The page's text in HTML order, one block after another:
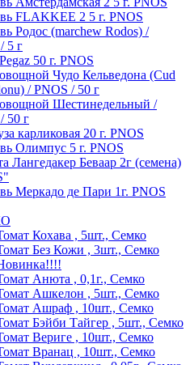
FLAKKEE 2 5 г. PNOS
Родос (marchew Rodos) /
5 г
50 г. PNOS
Чудо Кельведона (Cud
/ PNOS / 50 г
Шестинедельный /
50 г
карликовая 20 г. PNOS
Олимпус 5 г. PNOS
Лангедакер Беваар 2г (семена)
Меркадо де Пари 1г. PNOS
Кохава , 5шт., Семко
Без Кожи , 3шт., Семко
Анюта , 0,1г., Семко
Ашкелон , 5шт., Семко
Ашраф , 10шт., Семко
Бэйби Тайгер , 5шт., Семко
Вериге , 10шт., Семко
Вранац , 10шт., Семко